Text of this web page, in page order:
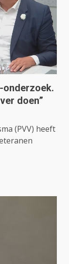
onderzoek.
doen”
(PVV) heeft